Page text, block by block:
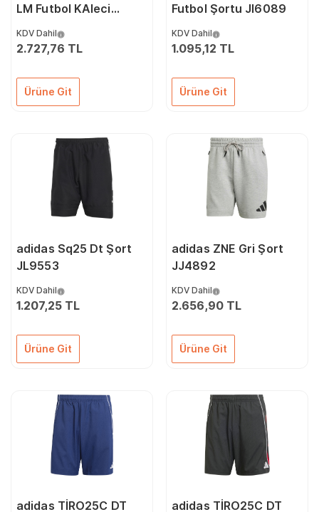
LM Futbol KAleci
KDV Dahil
2.727,76 TL
Ürüne Git
Futbol Şortu JI6089
KDV Dahil
1.095,12 TL
Ürüne Git
adidas Sq25 Dt Şort
JL9553
KDV Dahil
1.207,25 TL
Ürüne Git
adidas ZNE Gri Şort
JJ4892
KDV Dahil
2.656,90 TL
Ürüne Git
adidas TİRO25C DT
adidas TİRO25C DT